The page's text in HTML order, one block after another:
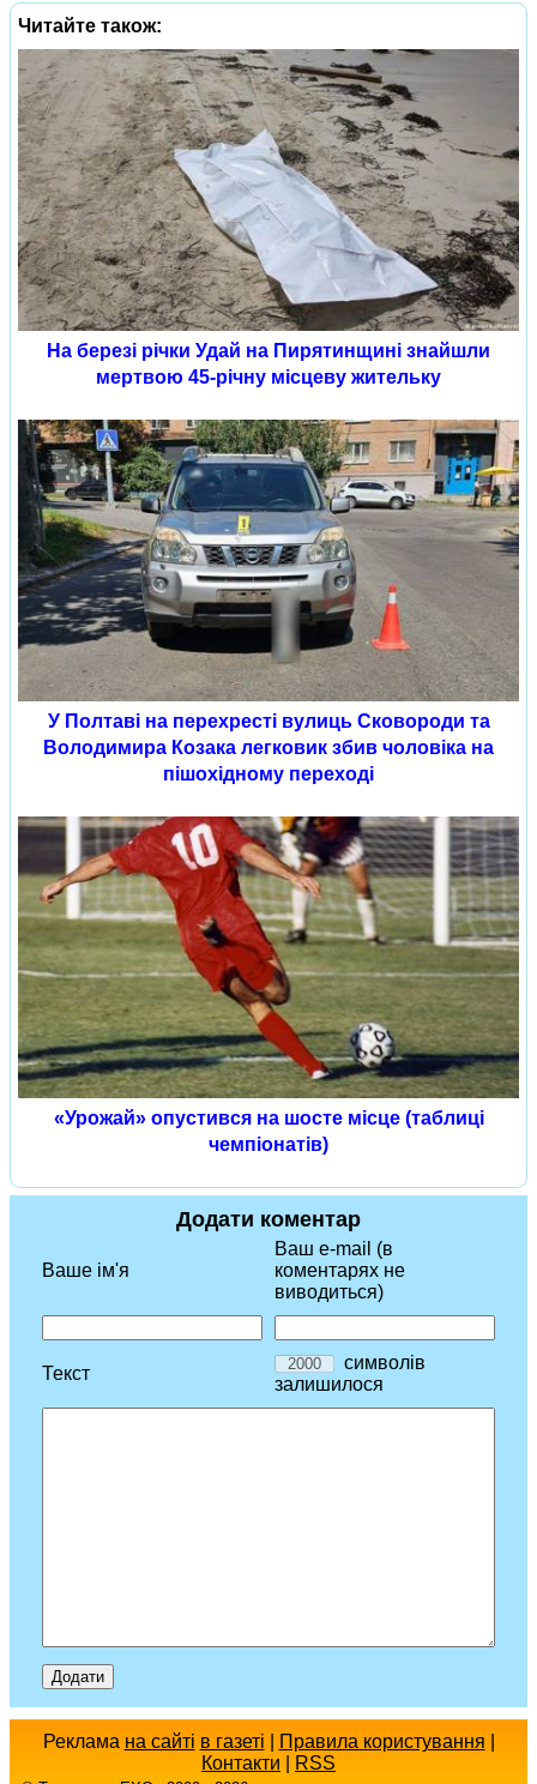
Читайте також:
На березі річки Удай на Пирятинщині знайшли
мертвою 45-річну місцеву жительку
У Полтаві на перехресті вулиць Сковороди та
Володимира Козака легковик збив чоловіка на
пішохідному переході
«Урожай» опустився на шосте місце (таблиці
чемпіонатів)
Додати коментар
Ваше ім'я
Ваш e-mail (в
коментарях не
виводиться)
Текст
символів
залишилося
Реклама на сайті в газеті Правила користування
Контакти
RSS